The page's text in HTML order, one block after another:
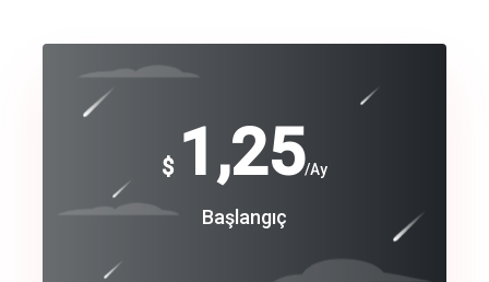
$ 1,25/Ay
Başlangıç
Free
Basic